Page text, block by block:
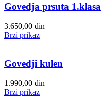
Govedja prsuta 1.klasa
3.650,00 din
Brzi prikaz
Govedji kulen
1.990,00 din
Brzi prikaz